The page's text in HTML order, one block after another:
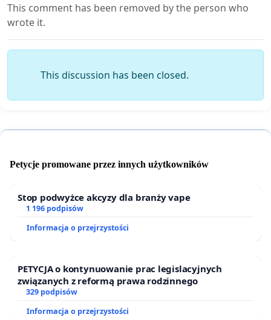
This comment has been removed by the person who
wrote it.
This discussion has been closed.
Petycje promowane przez innych użytkowników
Stop podwyżce akcyzy dla branży vape
1 196 podpisów
Informacja o przejrzystości
PETYCJA o kontynuowanie prac legislacyjnych
związanych z reformą prawa rodzinnego
329 podpisów
Informacja o przejrzystości